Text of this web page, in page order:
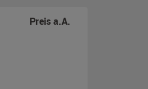
Preis a.A.